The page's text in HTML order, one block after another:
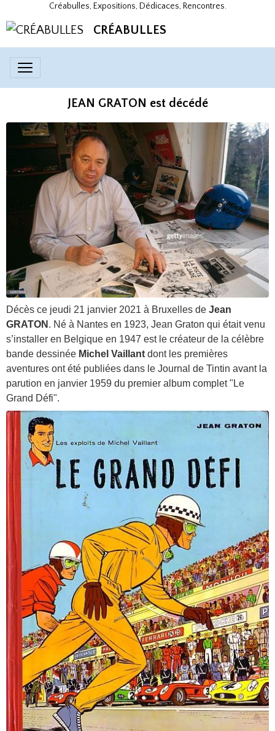
Créabulles, Expositions, Dédicaces, Rencontres.
CRÉABULLES
JEAN GRATON est décédé
Décès ce jeudi 21 janvier 2021 à Bruxelles de Jean
GRATON . Né à Nantes en 1923, Jean Graton qui était venu
s’installer en Belgique en 1947 est le créateur de la célèbre
bande dessinée Michel Vaillant dont les premières
aventures ont été publiées dans le Journal de Tintin avant la
parution en janvier 1959 du premier album complet "Le
Grand Défi".